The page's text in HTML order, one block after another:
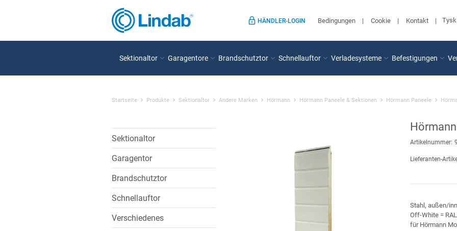
HÄNDLER-LOGIN Bedingungen Cookie Kontakt Tysk
Sektionaltor Garagentore Brandschutztor Schnellauftor Verladesysteme Befestigungen
Startseite Produkte Sektionaltor Andere Marken Hörmann Hörmann Paneele & Sektionen Hörmann Paneele
Sektionaltor
Garagentor
Brandschutztor
Schnellauftor
Verschiedenes
Artikelnummer:
Lieferanten-
Stahl, außen/
Off-White =
für Hörmann